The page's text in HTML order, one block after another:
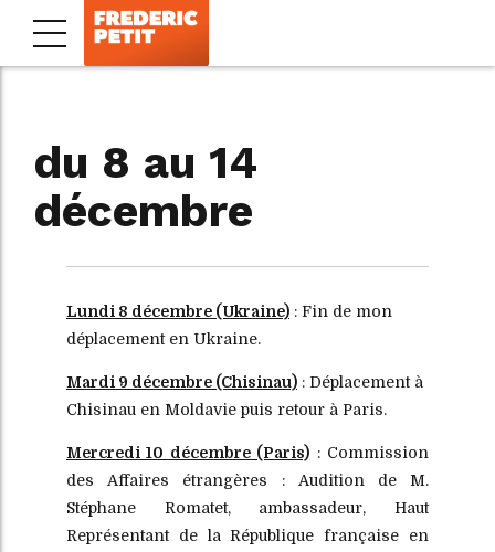
du 8 au 14
décembre
Lundi 8 décembre (Ukraine) : Fin de mon
déplacement en Ukraine.
Mardi 9 décembre (Chisinau) : Déplacement à
Chisinau en Moldavie puis retour à Paris.
Mercredi 10 décembre (Paris) : Commission
des Affaires étrangères : Audition de M.
Stéphane Romatet, ambassadeur, Haut
Représentant de la République française en